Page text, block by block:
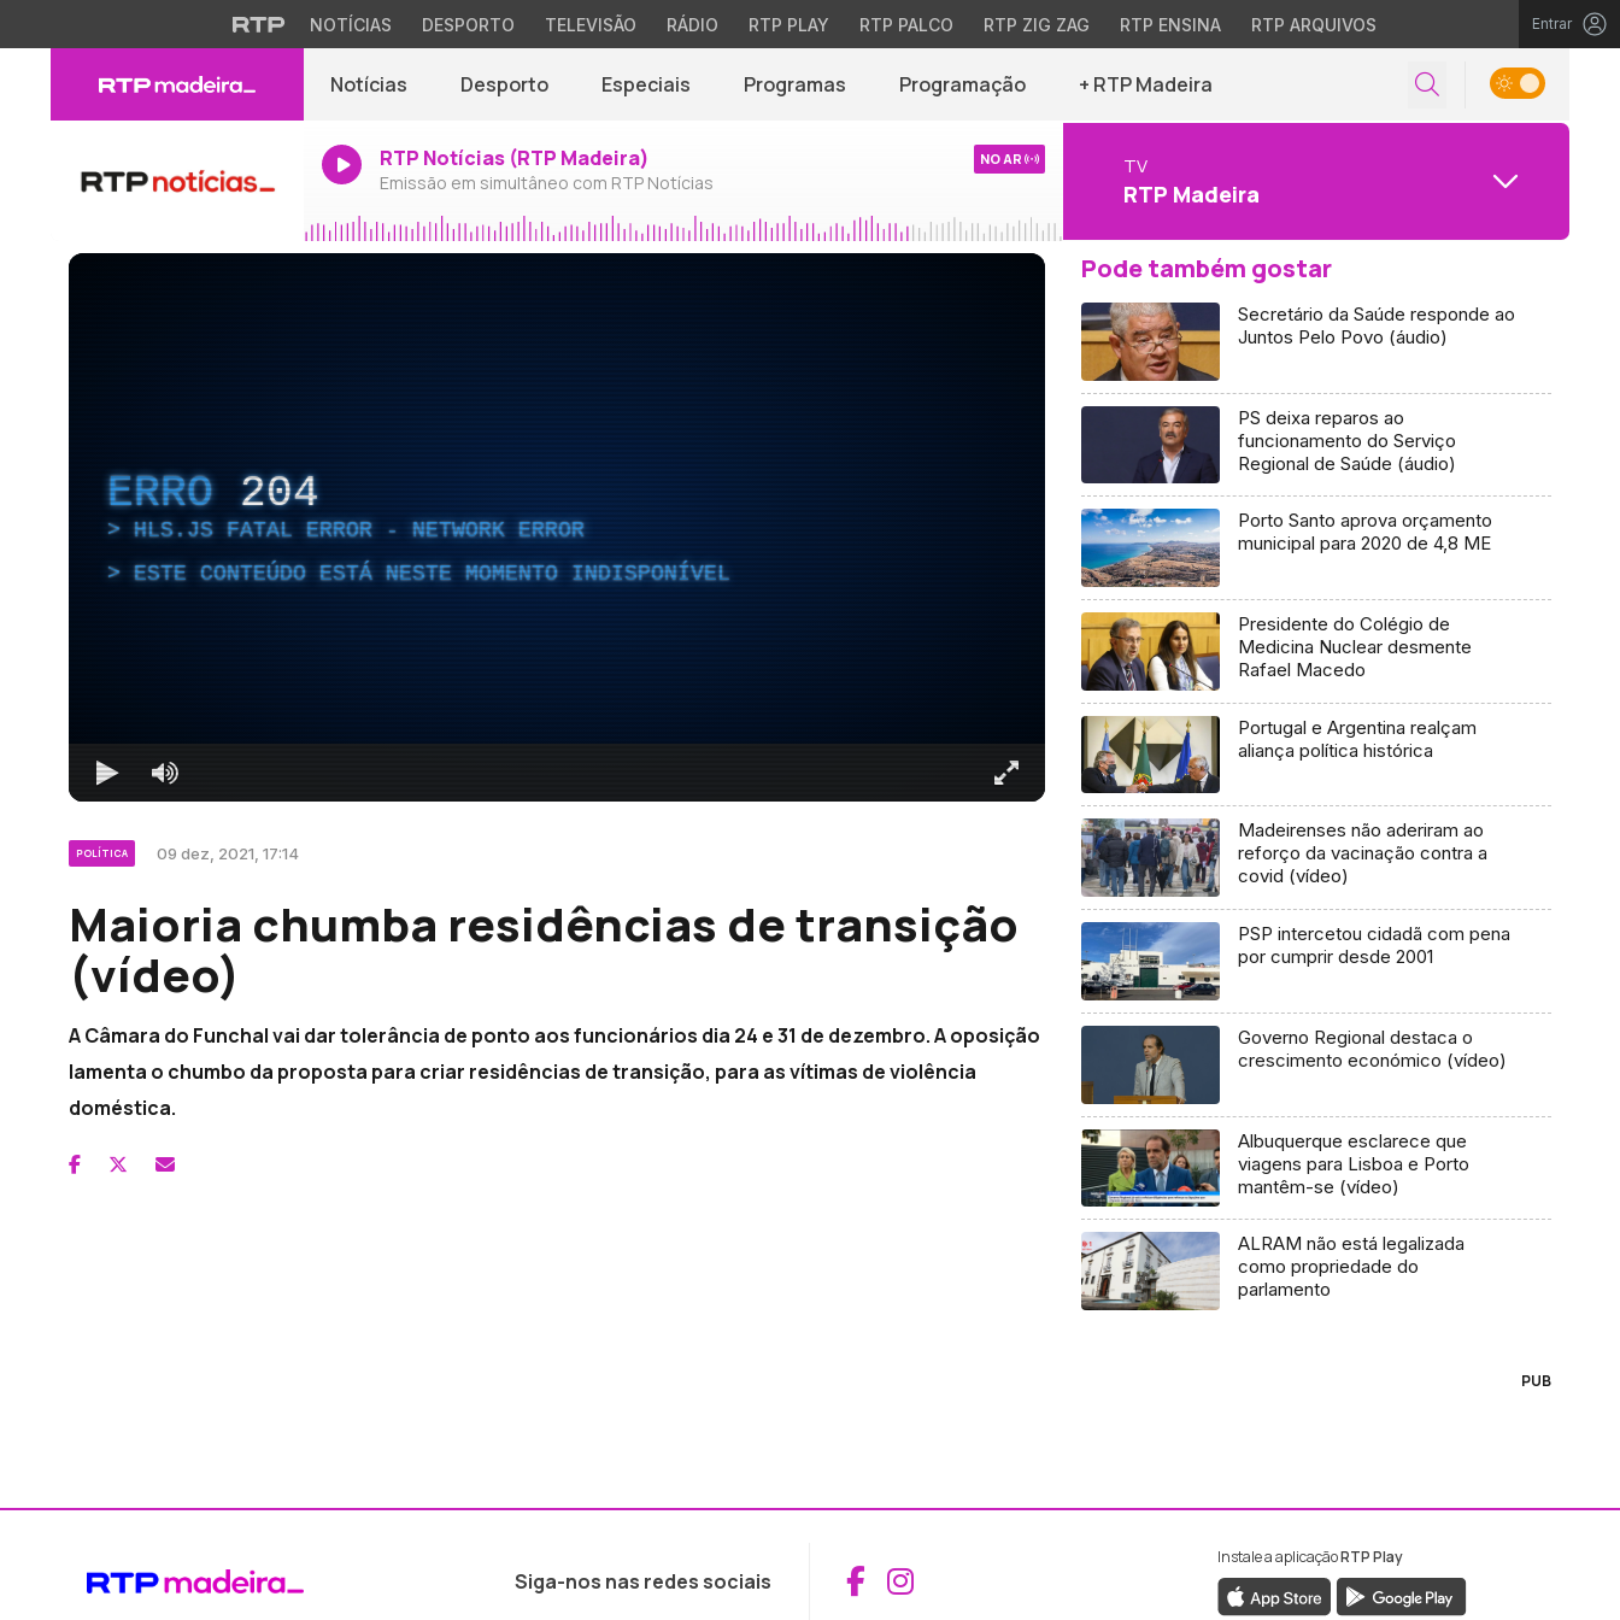
NOTÍCIAS DESPORTO TELEVISÃO RÁDIO RTP PLAY RTP PALCO RTP ZIG ZAG RTP ENSINA RTP ARQUIVOS Entrar
Notícias Desporto Especiais Programas Programação + RTP Madeira
RTP Notícias (RTP Madeira)
Emissão em simultâneo com RTP Notícias
NO AR TV
RTP Madeira
ERRO 204
HLS.JS FATAL ERROR - NETWORK ERROR
ESTE CONTEÚDO ESTÁ NESTE MOMENTO INDISPONÍVEL
POLÍTICA 09 dez, 2021, 17:14
Maioria chumba residências de transição
(vídeo)
A Câmara do Funchal vai dar tolerância de ponto aos funcionários dia 24 e 31 de dezembro. A oposição
lamenta o chumbo da proposta para criar residências de transição, para as vítimas de violência
doméstica.
Pode também gostar
Secretário da Saúde responde ao
Juntos Pelo Povo (áudio)
PS deixa reparos ao
funcionamento do Serviço
Regional de Saúde (áudio)
Porto Santo aprova orçamento
municipal para 2020 de 4,8 ME
Presidente do Colégio de
Medicina Nuclear desmente
Rafael Macedo
Portugal e Argentina realçam
aliança política histórica
Madeirenses não aderiram ao
reforço da vacinação contra a
covid (vídeo)
PSP intercetou cidadã com pena
por cumprir desde 2001
Governo Regional destaca o
crescimento económico (vídeo)
Albuquerque esclarece que
viagens para Lisboa e Porto
mantêm-se (vídeo)
ALRAM não está legalizada
como propriedade do
parlamento
PUB
Siga-nos nas redes sociais Aceder ao Facebook da RTP Madeira
Aceder ao Instagram da RTP Madeira
Instale a aplicaçãoRTP Play